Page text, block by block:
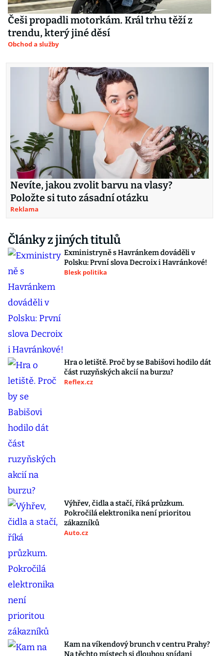
Češi propadli motorkám. Král trhu těží z
trendu, který jiné děsí
Obchod a služby
Nevíte, jakou zvolit barvu na vlasy?
Položte si tuto zásadní otázku
Reklama
Články z jiných titulů
Exministryně s Havránkem dováděli v
Polsku: První slova Decroix i Havránkové!
Blesk politika
Hra o letiště. Proč by se Babišovi hodilo dát
část ruzyňských akcií na burzu?
Reflex.cz
Výhřev, čidla a stačí, říká průzkum.
Pokročilá elektronika není prioritou
zákazníků
Auto.cz
Kam na víkendový brunch v centru Prahy?
Na těchto místech si dlouhou snídani